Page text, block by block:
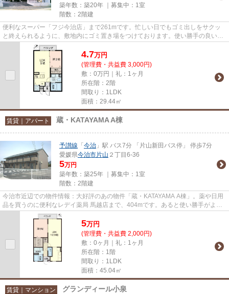
築年数：築20年 ｜募集中： 1室
階数：2階建
便利なスーパー「フジ今治店」まで261mです。忙しい日でもゴミ出しをサクッ
と終えられるように、敷地内にゴミ置き場をつけております。使い勝手の良いア
パートでイチオシの物件です。...
4.7万円
(管理費・共益費 3,000円)
敷：0万円｜礼：1ヶ月
所在階：2階
間取り：1LDK
面積：29.44㎡
賃貸｜アパート 蔵・KATAYAMA A棟
予讃線 「 今治 」駅 バス7分 「片山新田バス停」 停歩7分
愛媛県今治市片山 ２丁目6-36
5万円
築年数：築25年 ｜募集中： 1室
階数：2階建
今治市近辺での物件情報：大好評のあの物件「蔵・KATAYAMA A棟」。薬や日用
品を買うのに便利なレデイ薬局 馬越店まで、404mです。あると使い勝手がよく
利便性が高いのが敷地内ごみ置き...
5万円
(管理費・共益費 2,000円)
敷：0ヶ月｜礼：1ヶ月
所在階：1階
間取り：1LDK
面積：45.04㎡
賃貸｜マンション グランディール小泉